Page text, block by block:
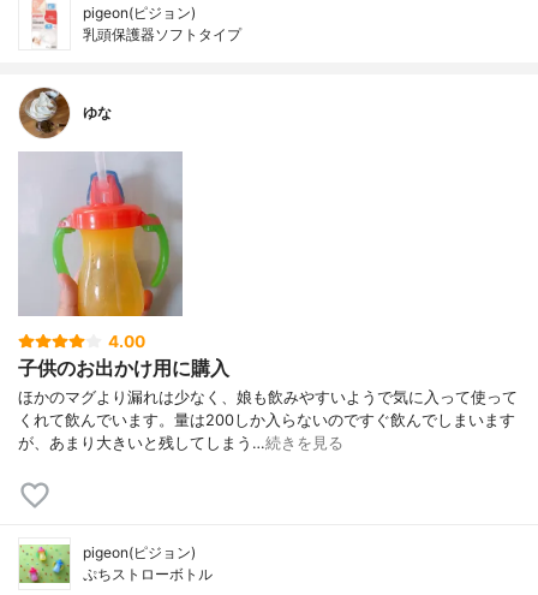
pigeon(ピジョン)
乳頭保護器ソフトタイプ
ゆな
4.00
子供のお出かけ用に購入
ほかのマグより漏れは少なく、娘も飲みやすいようで気に入って使って
くれて飲んでいます。量は200しか入らないのですぐ飲んでしまいます
が、あまり大きいと残してしまう…続きを見る
pigeon(ピジョン)
ぷちストローボトル